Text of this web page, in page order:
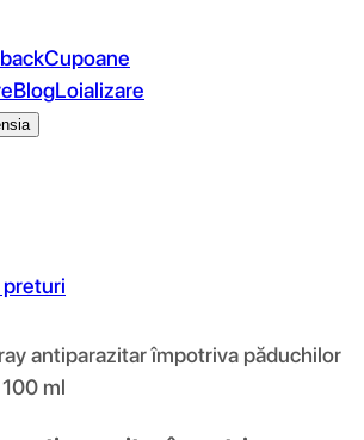
Cupoane
BlogLoializare
antiparazitar împotriva păduchilor
ml